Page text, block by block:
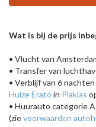
Wat is bij de prijs
• Vlucht van
• Transfer van
• Verblijf van 6
Huize Erato in Plakias
• Huurauto categorie
(zievoorwaarden